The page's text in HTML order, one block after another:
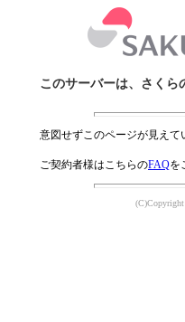
このサーバーは、さくら
意図せずこのページが見え
ご契約者様はこちらのFAQを